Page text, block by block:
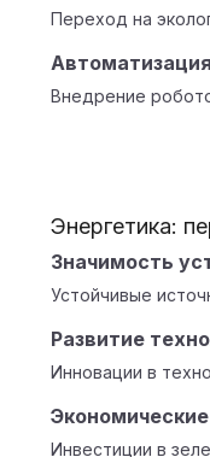
Переход на
Внедрение
Энергетика:
Значимость
Устойчивые
Развитие
Инновации в
Инвестиции в